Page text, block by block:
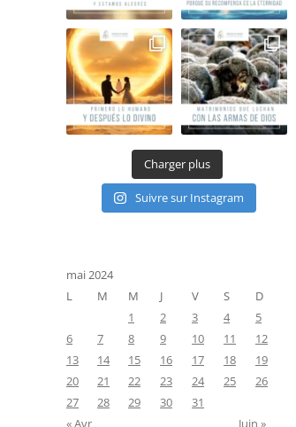
Charger plus
Suivre sur Instagram
mai 2024
L
M M J V S
D
1
2 3 4
5
6
7 8 9 10 11
12
13
14 15 16 17 18
19
20
21 22 23 24 25
26
27
28 29 30
31
« Avr
Juin »